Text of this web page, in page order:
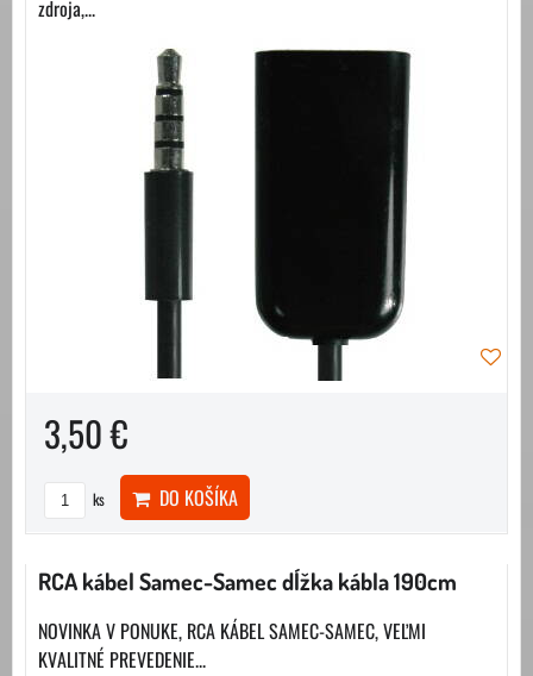
zdroja,...
3,50 €
ks DO KOŠÍKA
RCA kábel Samec-Samec dĺžka kábla 190cm
NOVINKA V PONUKE, RCA KÁBEL SAMEC-SAMEC, VEĽMI
KVALITNÉ PREVEDENIE...